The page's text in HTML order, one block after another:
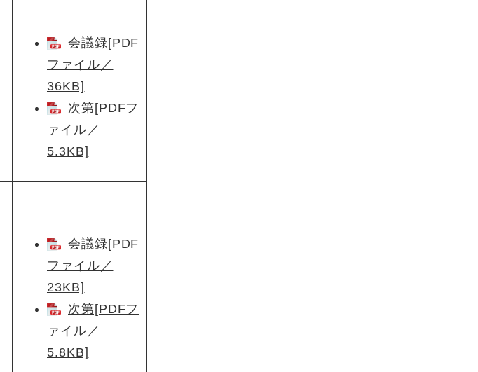
会議録[PDF
ファイル／
36KB]
次第[PDFフ
ァイル／
5.3KB]
会議録[PDF
ファイル／
23KB]
次第[PDFフ
ァイル／
5.8KB]